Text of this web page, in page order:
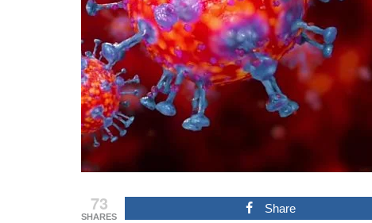
73
SHARES
Share